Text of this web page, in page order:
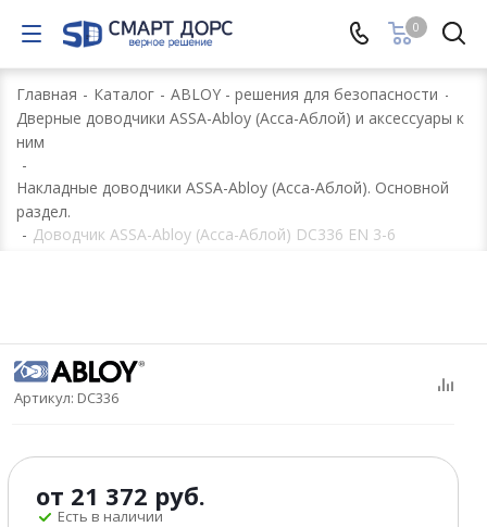
0
Главная - Каталог - ABLOY - решения для безопасности -
Дверные доводчики ASSA-Abloy (Асса-Аблой) и аксессуары к
ним
-
Накладные доводчики ASSA-Abloy (Асса-Аблой). Основной
раздел.
- Доводчик ASSA-Abloy (Асса-Аблой) DC336 EN 3-6
Артикул: DC336
от 21 372 руб.
Есть в наличии